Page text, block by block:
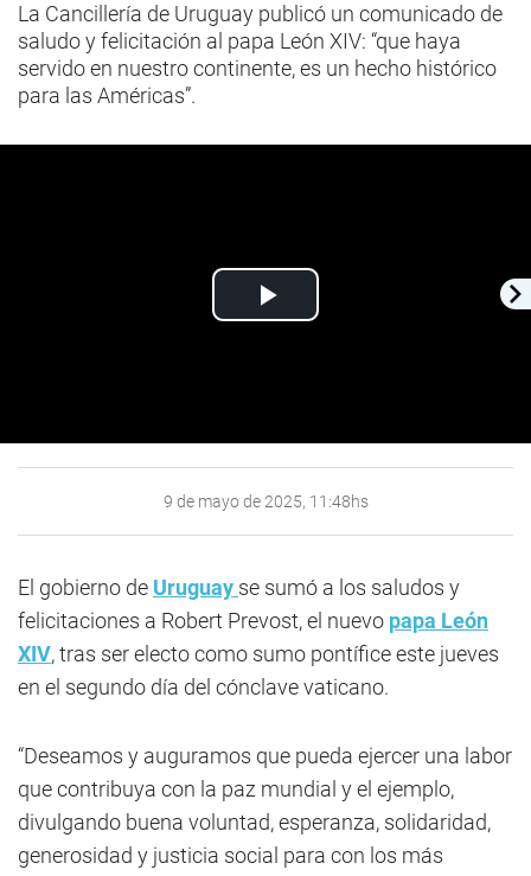
La Cancillería de Uruguay publicó un comunicado de
saludo y felicitación al papa León XIV: “que haya
servido en nuestro continente, es un hecho histórico
para las Américas”.
Play
9 de mayo de 2025, 11:48hs
El gobierno de Uruguay se sumó a los saludos y
felicitaciones a Robert Prevost, el nuevo papa León
XIV, tras ser electo como sumo pontífice este jueves
en el segundo día del cónclave vaticano.
“Deseamos y auguramos que pueda ejercer una labor
que contribuya con la paz mundial y el ejemplo,
divulgando buena voluntad, esperanza, solidaridad,
generosidad y justicia social para con los más